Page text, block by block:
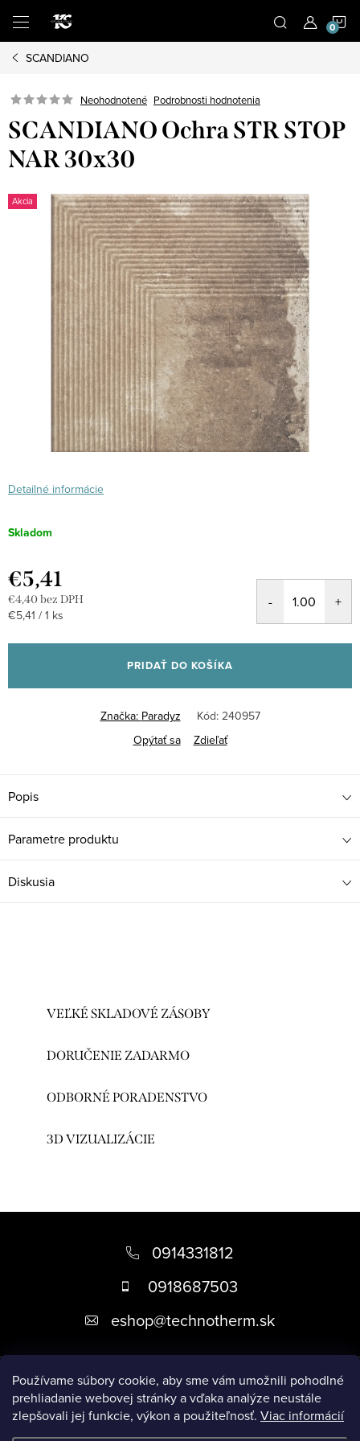
Používame súbory cookie, aby sme vám umožnili pohodlné
prehliadanie webovej stránky a vďaka analýze neustále
zlepšovali jej funkcie, výkon a použiteľnosť. Viac informácií
obsah
SCANDIANO
Neohodnotené Podrobnosti hodnotenia
SCANDIANO Ochra STR STOP
NAR 30x30
Akcia
Detailné informácie
Skladom
€5,41
€4,40 bez DPH
Jednotková
€5,41 / 1 ks
PRIDAŤ DO KOŠÍKA
Značka: Paradyz Kód: 240957
Opýtať sa
Zdieľať
Popis
Parametre produktu
Diskusia
VEĽKÉ SKLADOVÉ ZÁSOBY
DORUČENIE ZADARMO
ODBORNÉ PORADENSTVO
3D VIZUALIZÁCIE
i
0914331812
0918687503
eshop@technotherm.sk
Informácie
Prijímame online platby